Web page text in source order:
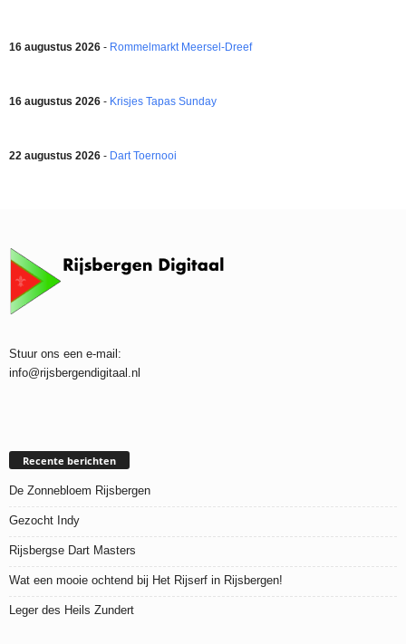
16 augustus 2026 - Rommelmarkt Meersel-Dreef
16 augustus 2026 - Krisjes Tapas Sunday
22 augustus 2026 - Dart Toernooi
Stuur ons een e-mail:
info@rijsbergendigitaal.nl
Recente berichten
De Zonnebloem Rijsbergen
Gezocht Indy
Rijsbergse Dart Masters
Wat een mooie ochtend bij Het Rijserf in Rijsbergen!
Leger des Heils Zundert